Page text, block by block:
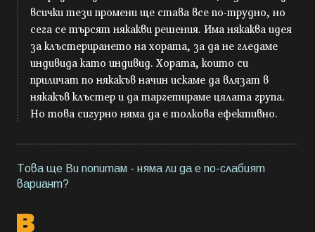
всички тези промени ще става все по-трудно, но
сега се търсят някакви решения. Има някаква идея
за клъстерирането на хората, за да не гледаме
индивида като индивид. Хората, които си
приличат по някакъв начин искаме да влязат в
някакъв клъстер и да таргетираме цялата група.
Но това сигурно няма да е толкова ефективно.
Това ще Ви попитам - няма ли да е по-слабият
вариант?